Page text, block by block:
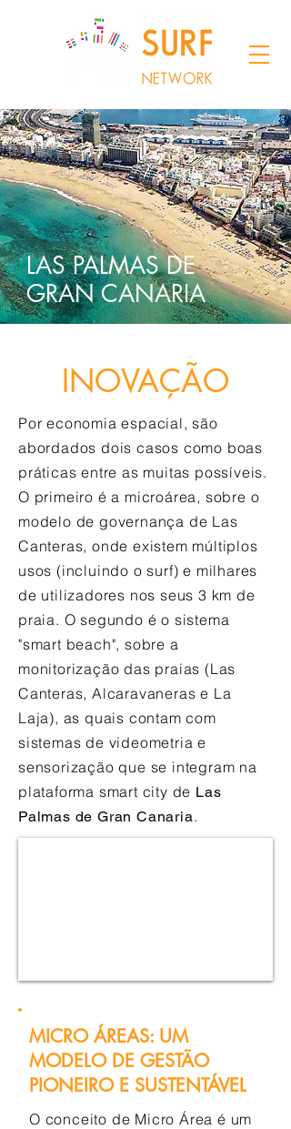
LAS PALMAS DE
GRAN CANARIA
INOVAÇÃO
Por economia espacial, são
abordados dois casos como boas
práticas entre as muitas possíveis.
O primeiro é a microárea, sobre o
modelo de governança de Las
Canteras, onde existem múltiplos
usos (incluindo o surf) e milhares
de utilizadores nos seus 3 km de
praia. O segundo é o sistema
"smart beach", sobre a
monitorização das praias (Las
Canteras, Alcaravaneras e La
Laja), as quais contam com
sistemas de videometria e
sensorização que se integram na
plataforma smart city de Las
Palmas de Gran Canaria.
MICRO ÁREAS: UM
MODELO DE GESTÃO
PIONEIRO E SUSTENTÁVEL
O conceito de Micro Área é um